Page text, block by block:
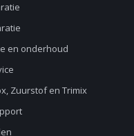
en onderhoud
Zuurstof en Trimix